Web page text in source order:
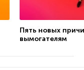
Пять новых
вымогателям